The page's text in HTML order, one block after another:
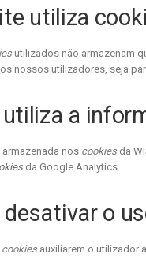
utiliza
utilizados não armazenam
nossos utilizadores, seja
utiliza a
nos cookiesda
da Google Analytics.
desativar o
cookiesauxiliarem o utilizador